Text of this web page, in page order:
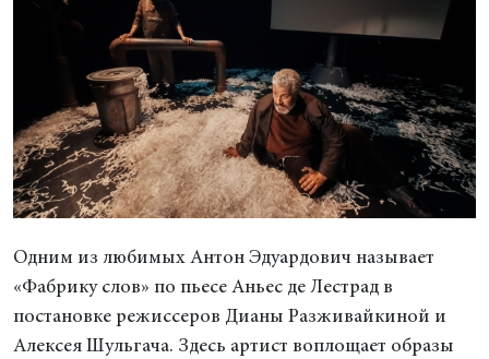
Одним из любимых Антон Эдуардович называет
«Фабрику слов» по пьесе Аньес де Лестрад в
постановке режиссеров Дианы Разживайкиной и
Алексея Шульгача. Здесь артист воплощает образы